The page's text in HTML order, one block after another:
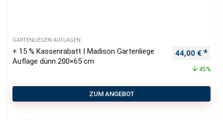
GARTENLIEGEN AUFLAGEN
+ 15 % Kassenrabatt | Madison Gartenliege
Auflage dünn 200×65 cm
44,00 €
45%
ZUM ANGEBOT